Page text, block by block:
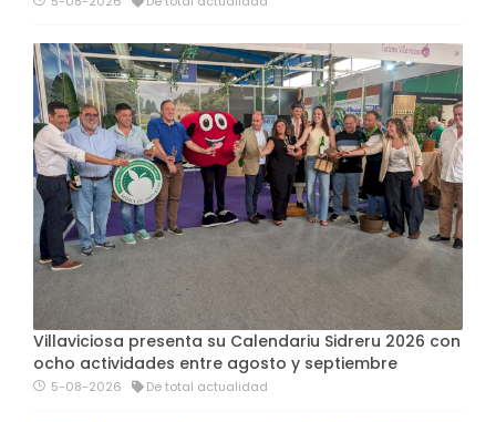
Villaviciosa presenta su Calendariu Sidreru 2026 con
ocho actividades entre agosto y septiembre
5-08-2026 De total actualidad